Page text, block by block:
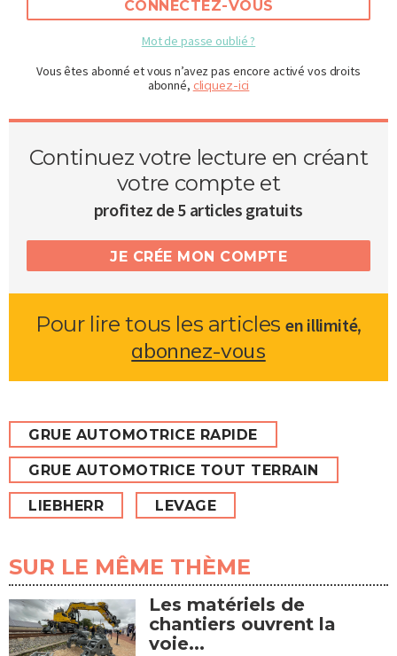
CONNECTEZ-VOUS
Mot de passe oublié ?
Vous êtes abonné et vous n’avez pas encore activé vos droits
abonné, cliquez-ici
Continuez votre lecture en créant
votre compte et
profitez de 5 articles gratuits
JE CRÉE MON COMPTE
Pour lire tous les articlesen illimité,
abonnez-vous
GRUE AUTOMOTRICE RAPIDE
GRUE AUTOMOTRICE TOUT TERRAIN
LIEBHERR LEVAGE
SUR LE MÊME THÈME
Les matériels de
chantiers ouvrent la
voie...